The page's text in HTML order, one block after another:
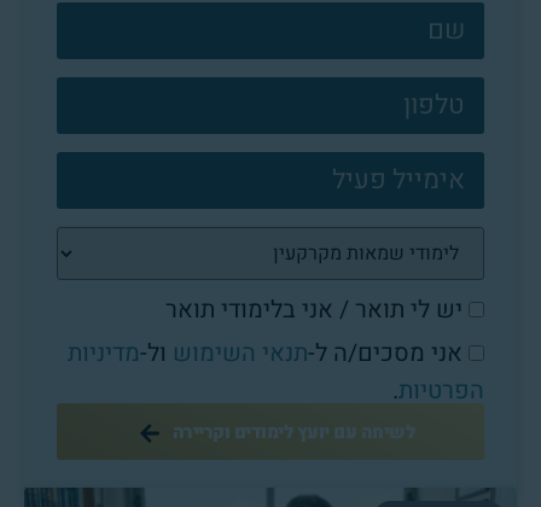
צרו
קשר
פוטר
יש לי תואר / אני בלימודי תואר
אני מסכים/ה ל-תנאי השימוש ול-מדיניות
הפרטיות.
לשיחה עם יועץ לימודים וקריירה